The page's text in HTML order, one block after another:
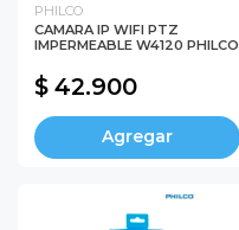
PHILCO
CAMARA IP WIFI PTZ
IMPERMEABLE W4120 PHILCO
$ 42.900
Agregar